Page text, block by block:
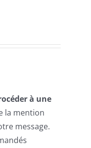
à une
la mention
message.